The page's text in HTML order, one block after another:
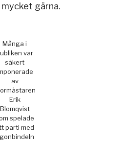
gärna.
Många i
var
säkert
av
Erik
Blomqvist
spelade
parti med